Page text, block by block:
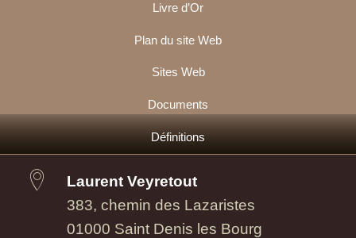
Livre d’Or
Plan du site Web
Sites Web
Documents
Définitions
Laurent Veyretout
383, chemin des Lazaristes
01000 Saint Denis les Bourg